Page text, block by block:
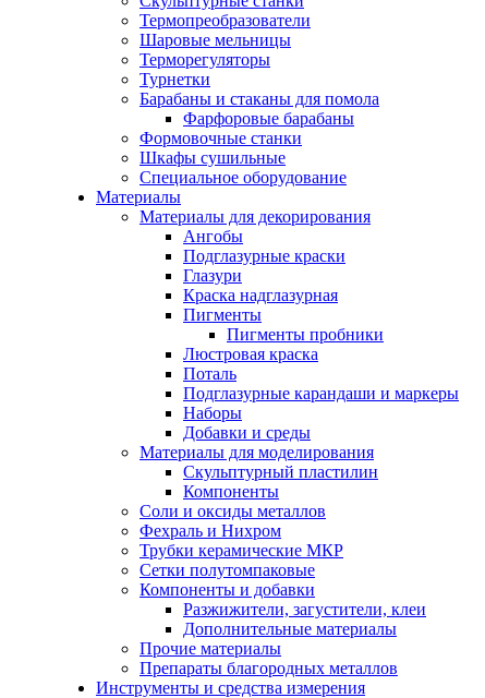
Термопреобразователи
Шаровые мельницы
Терморегуляторы
Турнетки
Барабаны и стаканы для помола
Фарфоровые барабаны
Формовочные станки
Шкафы сушильные
Специальное оборудование
Материалы
Материалы для декорирования
Ангобы
Подглазурные краски
Глазури
Краска надглазурная
Пигменты
Пигменты пробники
Люстровая краска
Поталь
Подглазурные карандаши и маркеры
Наборы
Добавки и среды
Материалы для моделирования
Скульптурный пластилин
Компоненты
Соли и оксиды металлов
Фехраль и Нихром
Трубки керамические МКР
Сетки полутомпаковые
Компоненты и добавки
Разжижители, загустители, клеи
Дополнительные материалы
Прочие материалы
Препараты благородных металлов
Инструменты и средства измерения